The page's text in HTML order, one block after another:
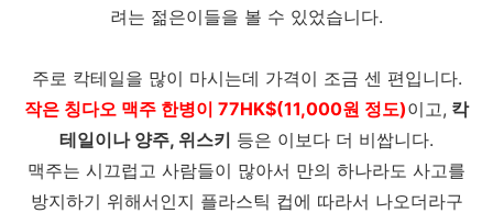
려는 젊은이들을 볼 수 있었습니다.
주로 칵테일을 많이 마시는데 가격이 조금 센 편입니다.
작은 칭다오 맥주 한병이 77HK$(11,000원 정도)이고, 칵
테일이나 양주, 위스키 등은 이보다 더 비쌉니다.
맥주는 시끄럽고 사람들이 많아서 만의 하나라도 사고를
방지하기 위해서인지 플라스틱 컵에 따라서 나오더라구